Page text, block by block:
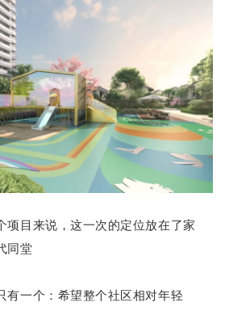
项目来说，这一次的定位放在了家
同堂
有一个：希望整个社区相对年轻